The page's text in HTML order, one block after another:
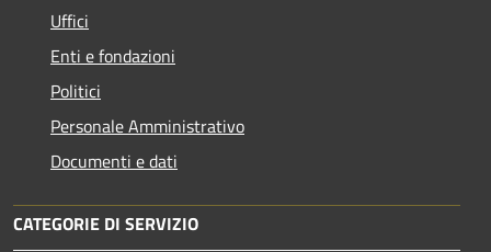
Uffici
Enti e fondazioni
Politici
Personale Amministrativo
Documenti e dati
CATEGORIE DI SERVIZIO